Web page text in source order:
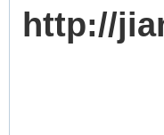
http://